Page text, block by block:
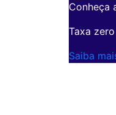
Conheça
Taxa
Saiba